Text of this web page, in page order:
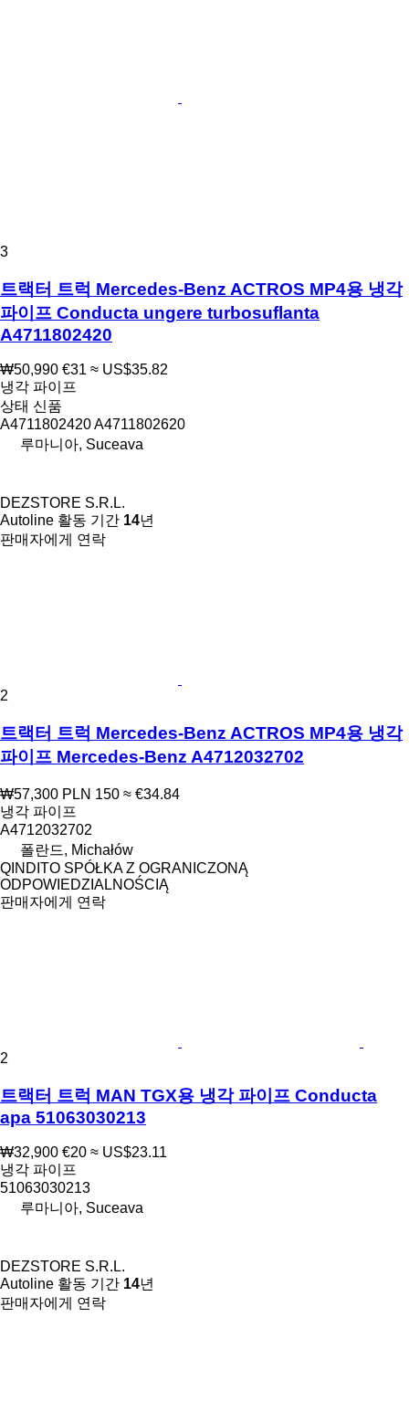
3
트랙터 트럭 Mercedes-Benz ACTROS MP4용 냉각
파이프 Conducta ungere turbosuflanta
A4711802420
₩50,990 €31 ≈ US$35.82
냉각 파이프
상태 신품
A4711802420 A4711802620
루마니아, Suceava
DEZSTORE S.R.L.
Autoline 활동 기간 14년
판매자에게 연락
2
트랙터 트럭 Mercedes-Benz ACTROS MP4용 냉각
파이프 Mercedes-Benz A4712032702
₩57,300 PLN 150 ≈ €34.84
냉각 파이프
A4712032702
폴란드, Michałów
QINDITO SPÓŁKA Z OGRANICZONĄ
ODPOWIEDZIALNOŚCIĄ
판매자에게 연락
2
트랙터 트럭 MAN TGX용 냉각 파이프 Conducta
apa 51063030213
₩32,900 €20 ≈ US$23.11
냉각 파이프
51063030213
루마니아, Suceava
DEZSTORE S.R.L.
Autoline 활동 기간 14년
판매자에게 연락